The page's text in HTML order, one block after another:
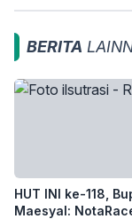
BERITA
HUT INI ke-118,
Maesyal: